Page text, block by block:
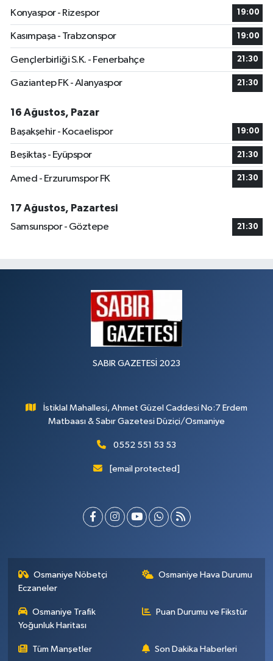
Konyaspor - Rizespor
19:00
Kasımpaşa - Trabzonspor 19:00
Gençlerbirliği S.K. - Fenerbahçe 21:30
Gaziantep FK - Alanyaspor 21:30
16 Ağustos, Pazar
Başakşehir - Kocaelispor
19:00
Beşiktaş - Eyüpspor 21:30
Amed - Erzurumspor FK 21:30
17 Ağustos, Pazartesi
Samsunspor - Göztepe
21:30
SABIR GAZETESİ 2023
İstiklal Mahallesi, Ahmet Güzel Caddesi No:7 Erdem
Matbaası & Sabır Gazetesi Düziçi/Osmaniye
0552 551 53 53
[email protected]
Osmaniye Nöbetçi
Eczaneler
Osmaniye Hava Durumu
Osmaniye Trafik
Yoğunluk Haritası
Puan Durumu ve Fikstür
Tüm Manşetler Son Dakika Haberleri